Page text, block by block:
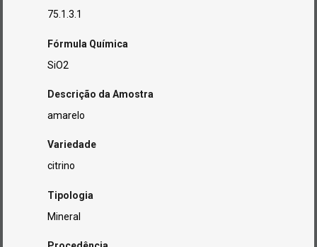
75.1.3.1
Fórmula Química
SiO2
Descrição da Amostra
amarelo
Variedade
citrino
Tipologia
Mineral